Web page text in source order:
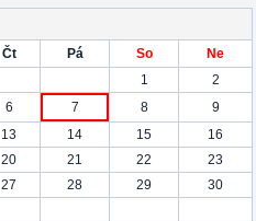
Čt Pá So
Ne
1
2
6 7 8
9
13 14 15
16
20 21 22
23
27 28 29
30